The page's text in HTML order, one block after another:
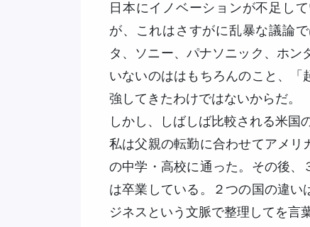
日本にイノベーションが不足し
が、これはさすがに乱暴な議論
タ、ソニー、パナソニック、ホン
いないのははもちろんのこと、
強してきたわけではないからだ。
しかし、しばしば比較される米国
私は父親の転勤に合わせてアメリ
の中学・高校に通った。その後、
は卒業している。２つの国の違
ジネスという文脈で整理してを言